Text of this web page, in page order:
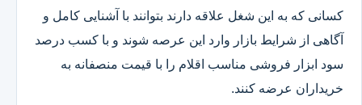
کسانی که به این شغل علاقه دارند بتوانند با آشنایی کامل و
آگاهی از شرایط بازار وارد این عرصه شوند و با کسب درصد
سود ابزار فروشی مناسب اقلام را با قیمت منصفانه به
خریداران عرضه کنند.